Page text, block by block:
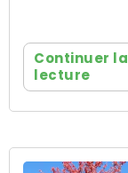
Continuer la
lecture